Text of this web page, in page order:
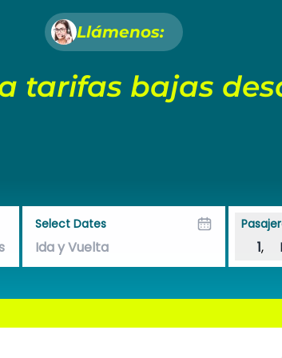
Llámenos:
tarifas bajas
Select Dates
1,